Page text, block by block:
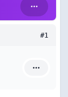
#1